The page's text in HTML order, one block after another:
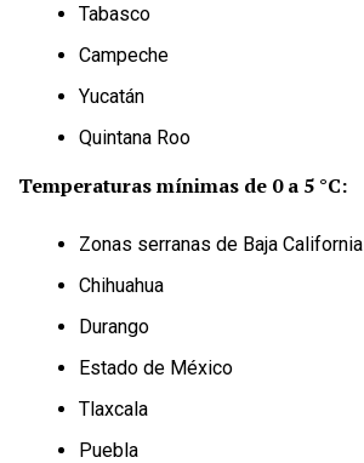
Tabasco
Campeche
Yucatán
Quintana Roo
Temperaturas mínimas de 0 a 5 °C:
Zonas serranas de Baja California
Chihuahua
Durango
Estado de México
Tlaxcala
Puebla